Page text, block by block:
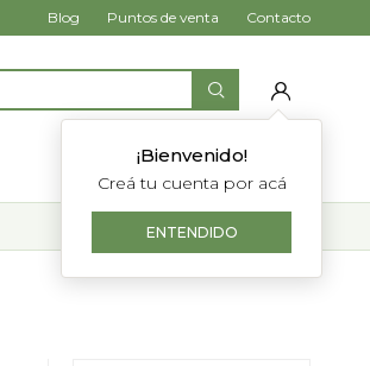
¡Bienvenido!
Creá tu cuenta por acá
ENTENDIDO
Blog Puntos de venta Contacto